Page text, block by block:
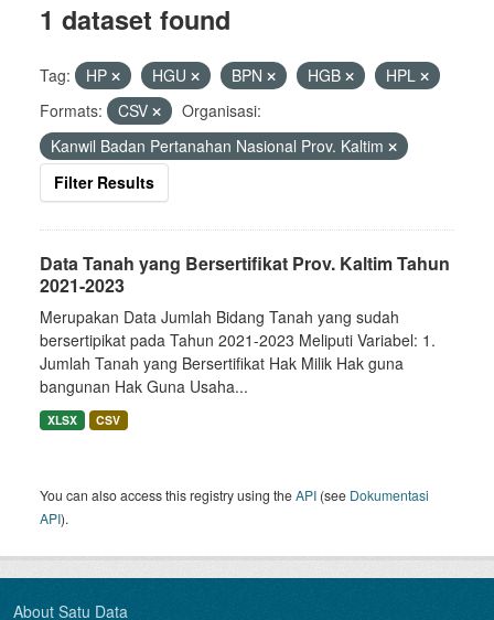
1 dataset found
Tag: HP HGU BPN HGB
HPL
Formats:
CSV
Organisasi:
Kanwil Badan Pertanahan Nasional Prov. Kaltim
Filter Results
Data Tanah yang Bersertifikat Prov. Kaltim Tahun
2021-2023
Merupakan Data Jumlah Bidang Tanah yang sudah
bersertipikat pada Tahun 2021-2023 Meliputi Variabel: 1.
Jumlah Tanah yang Bersertifikat Hak Milik Hak guna
bangunan Hak Guna Usaha...
XLSX CSV
You can also access this registry using theAPI (see Dokumentasi
API).
About Satu Data